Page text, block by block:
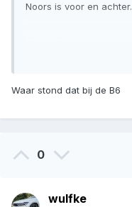
Noors is voor en achter.
Waar stond dat bij de B6
0
wulfke